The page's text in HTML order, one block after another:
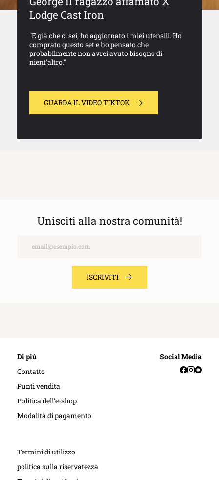
Lodge Cast Iron
"E già che ci sei, ho aggiornato i miei utensili. Ho
comprato questo set e ho pensato che
probabilmente non avrei avuto bisogno di
nient'altro."
GUARDA IL VIDEO TIKTOK
Unisciti alla nostra comunità!
ISCRIVITI
Di più
Contatto
Punti vendita
Politica dell'e-shop
Modalità di pagamento
Termini di utilizzo
politica sulla riservatezza
Social Media
Facebook